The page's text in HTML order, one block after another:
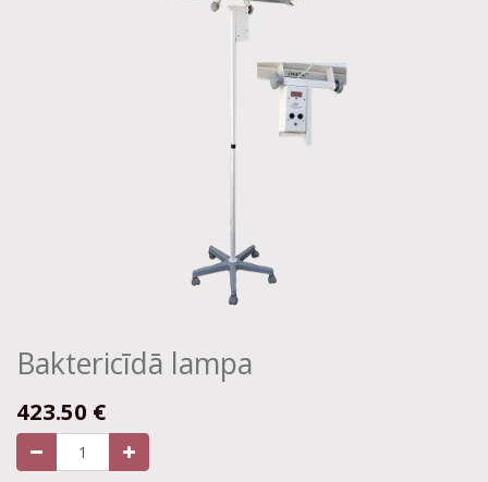
Baktericīdā lampa
423.50 €